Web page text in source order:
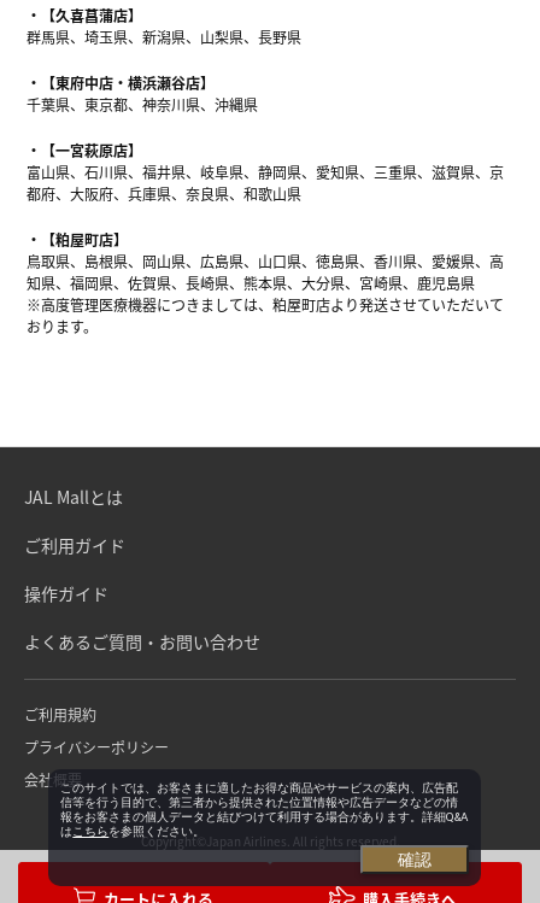
【久喜菖蒲店】
群馬県、埼玉県、新潟県、山梨県、長野県
【東府中店・横浜瀬谷店】
千葉県、東京都、神奈川県、沖縄県
【一宮萩原店】
富山県、石川県、福井県、岐阜県、静岡県、愛知県、三重県、滋賀県、京
都府、大阪府、兵庫県、奈良県、和歌山県
【粕屋町店】
鳥取県、島根県、岡山県、広島県、山口県、徳島県、香川県、愛媛県、高
知県、福岡県、佐賀県、長崎県、熊本県、大分県、宮崎県、鹿児島県
※高度管理医療機器につきましては、粕屋町店より発送させていただいて
おります。
JAL Mallとは
ご利用ガイド
操作ガイド
よくあるご質問・お問い合わせ
ご利用規約
プライバシーポリシー
会社概要
Copyright©Japan Airlines. All rights reserved.
このサイトでは、お客さまに適したお得な商品やサービスの案内、広告配
信等を行う目的で、第三者から提供された位置情報や広告データなどの情
報をお客さまの個人データと結びつけて利用する場合があります。詳細Q&A
は こちらを参照ください。
確認